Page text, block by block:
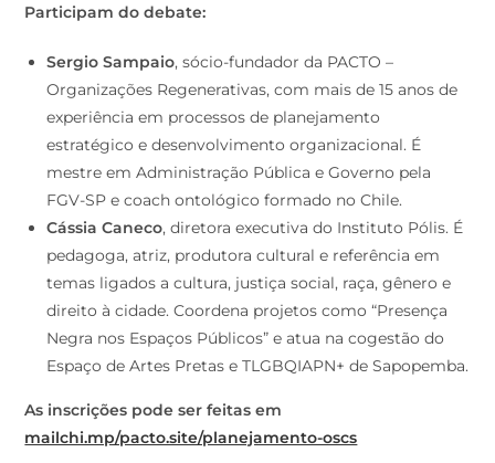
Participam do debate:
Sergio Sampaio, sócio-fundador da PACTO –
Organizações Regenerativas, com mais de 15 anos de
experiência em processos de planejamento
estratégico e desenvolvimento organizacional. É
mestre em Administração Pública e Governo pela
FGV-SP e coach ontológico formado no Chile.
Cássia Caneco, diretora executiva do Instituto Pólis. É
pedagoga, atriz, produtora cultural e referência em
temas ligados a cultura, justiça social, raça, gênero e
direito à cidade. Coordena projetos como “Presença
Negra nos Espaços Públicos” e atua na cogestão do
Espaço de Artes Pretas e TLGBQIAPN+ de Sapopemba.
As inscrições pode ser feitas em
mailchi.mp/pacto.site/planejamento-oscs